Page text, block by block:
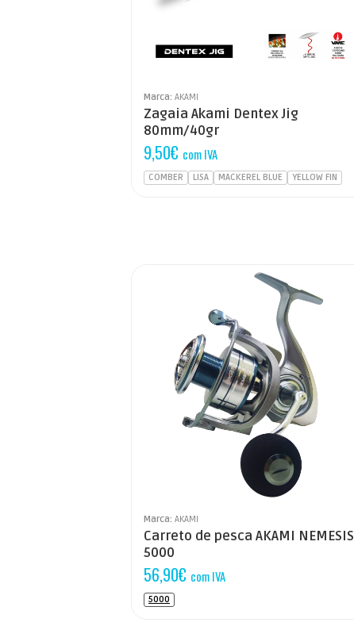
Marca: AKAMI
Zagaia Akami Dentex Jig
80mm/40gr
9,50€ com IVA
COMBER LISA MACKEREL BLUE YELLOW FIN
Marca: AKAMI
Carreto de pesca AKAMI NEMESIS
5000
56,90€ com IVA
5000